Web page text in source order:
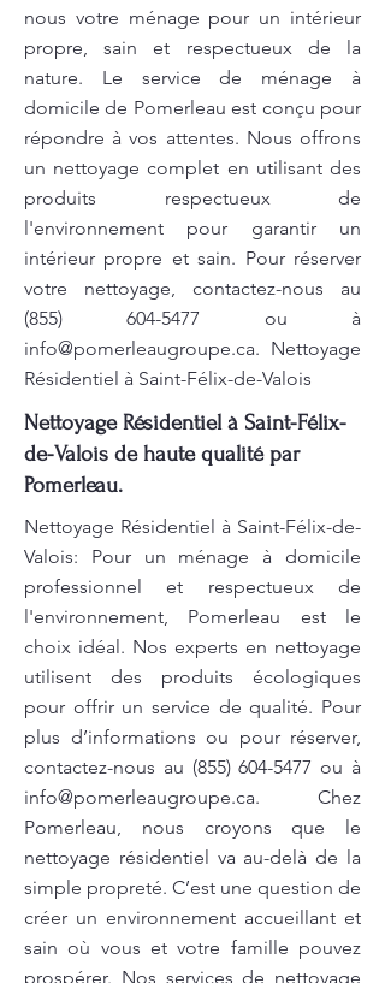
nous votre ménage pour un intérieur
propre, sain et respectueux de la
nature. Le service de ménage à
domicile de Pomerleau est conçu pour
répondre à vos attentes. Nous offrons
un nettoyage complet en utilisant des
produits respectueux de
l'environnement pour garantir un
intérieur propre et sain. Pour réserver
votre nettoyage, contactez-nous au
(855) 604-5477 ou à
info@pomerleaugroupe.ca. Nettoyage
Résidentiel à Saint-Félix-de-Valois
Nettoyage Résidentiel à Saint-Félix-
de-Valois de haute qualité par
Pomerleau.
Nettoyage Résidentiel à Saint-Félix-de-
Valois: Pour un ménage à domicile
professionnel et respectueux de
l'environnement, Pomerleau est le
choix idéal. Nos experts en nettoyage
utilisent des produits écologiques
pour offrir un service de qualité. Pour
plus d’informations ou pour réserver,
contactez-nous au (855) 604-5477 ou à
info@pomerleaugroupe.ca. Chez
Pomerleau, nous croyons que le
nettoyage résidentiel va au-delà de la
simple propreté. C’est une question de
créer un environnement accueillant et
sain où vous et votre famille pouvez
prospérer. Nos services de nettoyage